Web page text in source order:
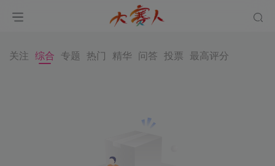
关注 综合 专题 热门 精华 问答 投票 最高评分